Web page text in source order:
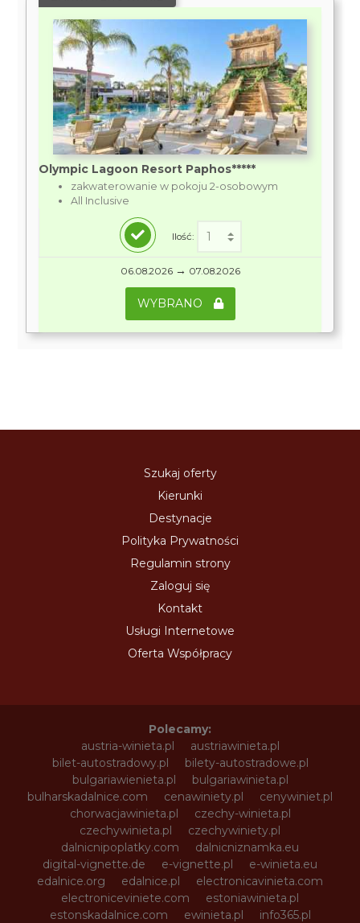
Olympic Lagoon Resort Paphos*****
zakwaterowanie w pokoju 2-osobowym
All Inclusive
Ilość:
06.08.2026 → 07.08.2026
WYBRANO
Szukaj oferty
Kierunki
Destynacje
Polityka Prywatności
Regulamin strony
Zaloguj się
Kontakt
Usługi Internetowe
Oferta Współpracy
Polecamy:
austria-winieta.pl
austriawinieta.pl
bilet-autostradowy.pl
bilety-autostradowe.pl
bulgariawienieta.pl
bulgariawinieta.pl
bulharskadalnice.com
cenawiniety.pl
cenywiniet.pl
chorwacjawinieta.pl
czechy-winieta.pl
czechywinieta.pl
czechywiniety.pl
dalnicnipoplatky.com
dalnicniznamka.eu
digital-vignette.de
e-vignette.pl
e-winieta.eu
edalnice.org
edalnice.pl
electronicavinieta.com
electroniceviniete.com
estoniawinieta.pl
estonskadalnice.com
ewinieta.pl
info365.pl